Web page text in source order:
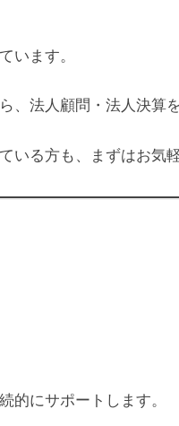
います。
、法人顧問・法人決算
る方も、まずはお気
的にサポートします。